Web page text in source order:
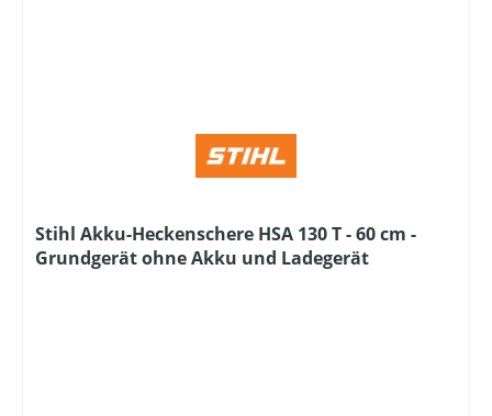
Stihl Akku-Heckenschere HSA 130 T - 60 cm -
Grundgerät ohne Akku und Ladegerät